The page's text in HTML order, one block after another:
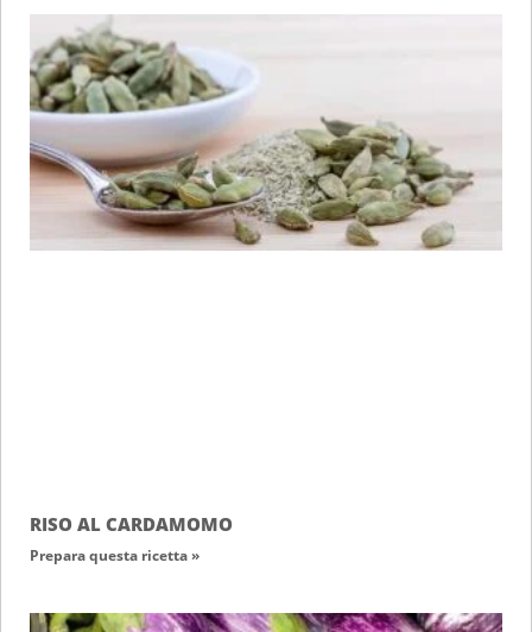
RISO AL CARDAMOMO
Prepara questa ricetta »